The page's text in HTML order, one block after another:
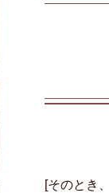
[そのとき